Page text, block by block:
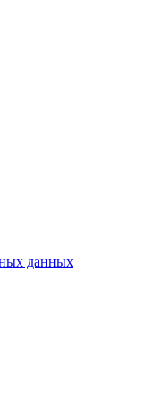
данных